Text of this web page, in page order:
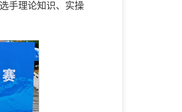
手理论知识、实操